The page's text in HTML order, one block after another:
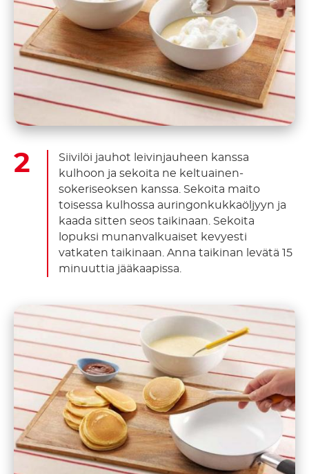
Siivilöi jauhot leivinjauheen kanssa
kulhoon ja sekoita ne keltuainen-
sokeriseoksen kanssa. Sekoita maito
toisessa kulhossa auringonkukkaöljyyn ja
kaada sitten seos taikinaan. Sekoita
lopuksi munanvalkuaiset kevyesti
vatkaten taikinaan. Anna taikinan levätä 15
minuuttia jääkaapissa.